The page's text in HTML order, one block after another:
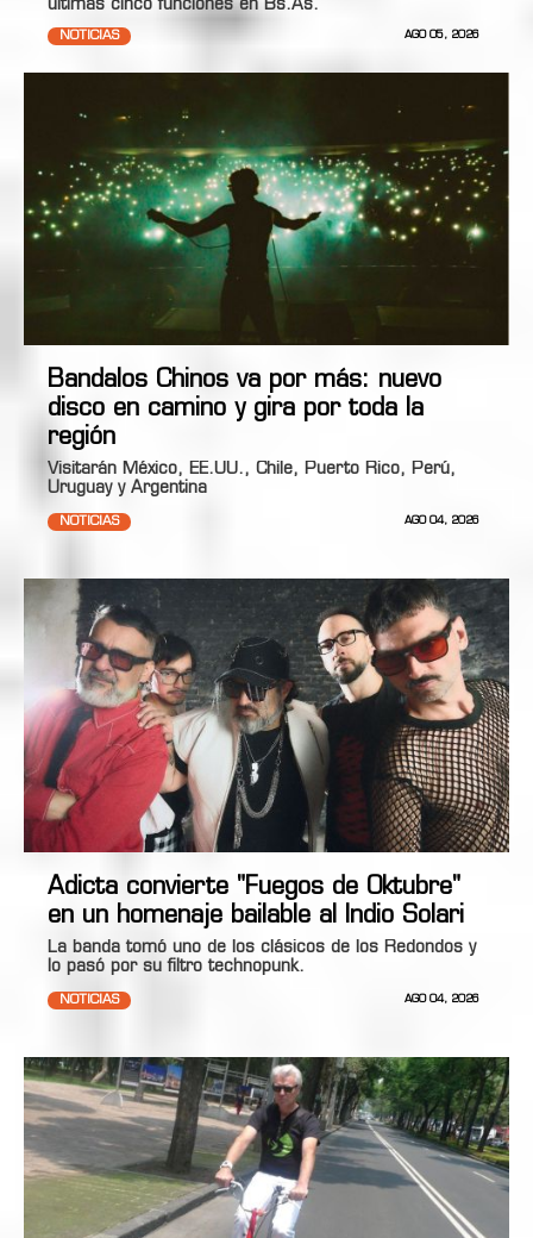
últimas cinco funciones en Bs.As.
NOTICIAS AGO 05, 2026
Bandalos Chinos va por más: nuevo
disco en camino y gira por toda la
región
Visitarán México, EE.UU., Chile, Puerto Rico, Perú,
Uruguay y Argentina
NOTICIAS AGO 04, 2026
Adicta convierte "Fuegos de Oktubre"
en un homenaje bailable al Indio Solari
La banda tomó uno de los clásicos de los Redondos y
lo pasó por su filtro technopunk.
NOTICIAS AGO 04, 2026